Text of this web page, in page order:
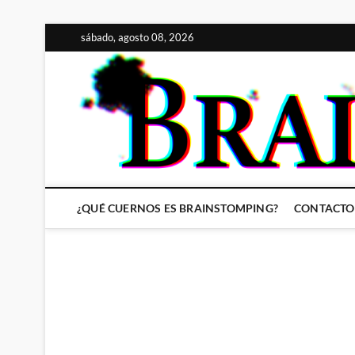
al
contenido
sábado, agosto 08, 2026
¿QUÉ CUERNOS ES BRAINSTOMPING? CONTACTO